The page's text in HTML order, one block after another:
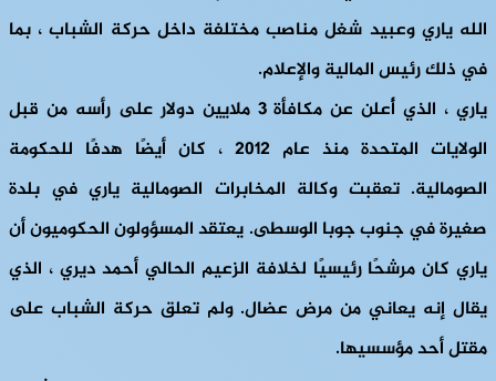
الله ياري وعبيد شغل مناصب مختلفة داخل حركة الشباب ، بما
في ذلك رئيس المالية والإعلام.
ياري ، الذي أُعلن عن مكافأة 3 ملايين دولار على رأسه من قبل
الولايات المتحدة منذ عام 2012 ، كان أيضًا هدفًا للحكومة
الصومالية. تعقبت وكالة المخابرات الصومالية ياري في بلدة
صغيرة في جنوب جوبا الوسطى. يعتقد المسؤولون الحكوميون أن
ياري كان مرشحًا رئيسيًا لخلافة الزعيم الحالي أحمد ديري ، الذي
يقال إنه يعاني من مرض عضال. ولم تعلق حركة الشباب على
مقتل أحد مؤسسيها.